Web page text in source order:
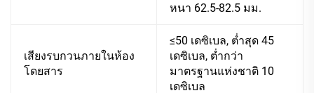
หนา 62.5-82.5 มม.
เสียงรบกวนภายในห้อง
โดยสาร
≤50 เดซิเบล, ต่ำสุด 45
เดซิเบล, ต่ำกว่า
มาตรฐานแห่งชาติ 10
เดซิเบล